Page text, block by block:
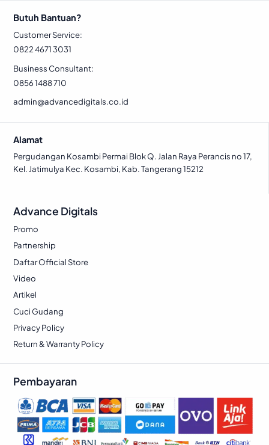
Butuh Bantuan?
Customer Service:
0822 4671 3031
Business Consultant:
0856 1488 710
admin@advancedigitals.co.id
Alamat
Pergudangan Kosambi Permai Blok Q. Jalan Raya Perancis no 17,
Kel. Jatimulya Kec. Kosambi, Kab. Tangerang 15212
Advance Digitals
Promo
Partnership
Daftar Official Store
Video
Artikel
Cuci Gudang
Privacy Policy
Return & Warranty Policy
Pembayaran